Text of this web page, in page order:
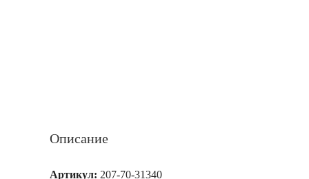
Описание
Артикул: 207-70-31340